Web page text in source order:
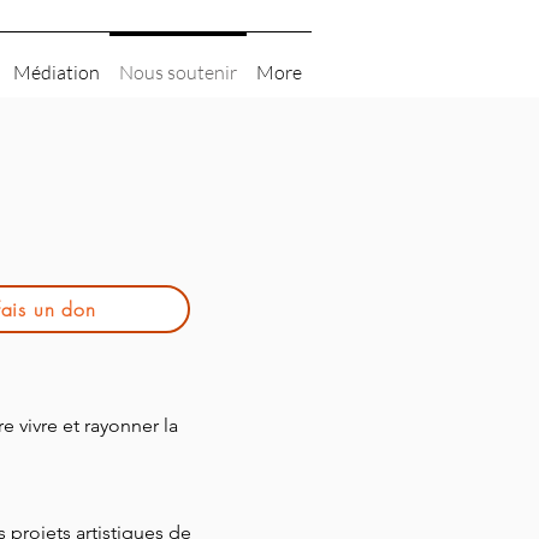
Médiation Nous soutenir More
un don
vivre et rayonner la
projets artistiques de